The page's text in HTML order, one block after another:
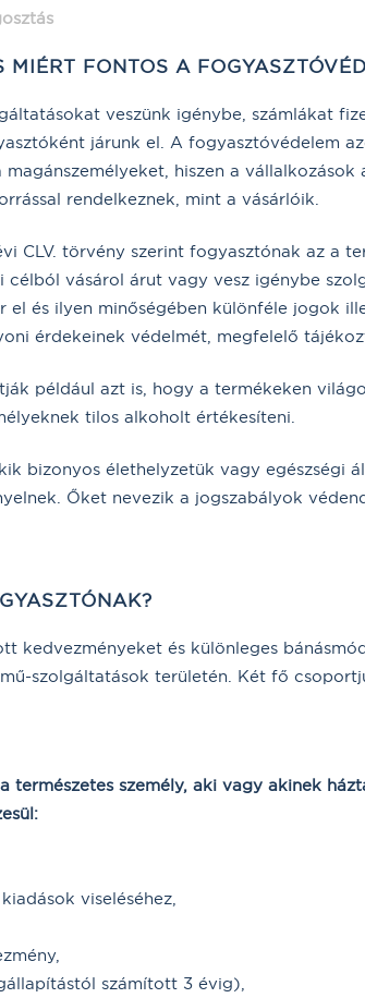
FONTOS A
veszünk igénybe, számlákat
járunk el. A fogyasztóvédelem
hiszen a vállalkozások
rendelkeznek, mint a vásárlóik.
CLV. törvény szerint fogyasztónak az a
célból vásárol árut vagy vesz igénybe
el és ilyen minőségében különféle jogok
érdekeinek védelmét, megfelelő
például azt is, hogy a termékeken
tilos alkoholt értékesíteni.
bizonyos élethelyzetük vagy egészségi
Őket nevezik a jogszabályok
kedvezményeket és különleges
szolgáltatások területén. Két fő
természetes személy, aki vagy akinek
viseléséhez,
számított 3 évig),